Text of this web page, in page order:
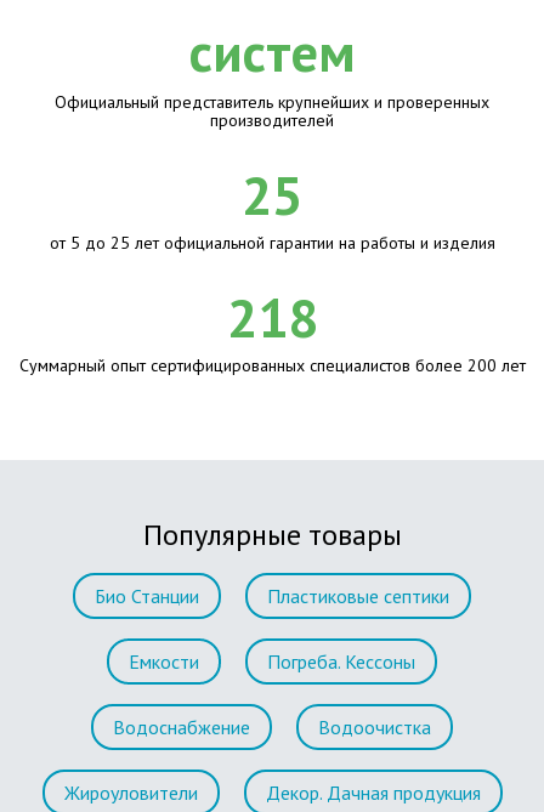
Официальный представитель крупнейших и проверенных
производителей
25
от 5 до 25 лет официальной гарантии на работы и изделия
218
Суммарный опыт сертифицированных специалистов более 200 лет
Популярные товары
Био Станции Пластиковые септики
Емкости Погреба. Кессоны
Водоснабжение Водоочистка
Жироуловители Декор. Дачная продукция